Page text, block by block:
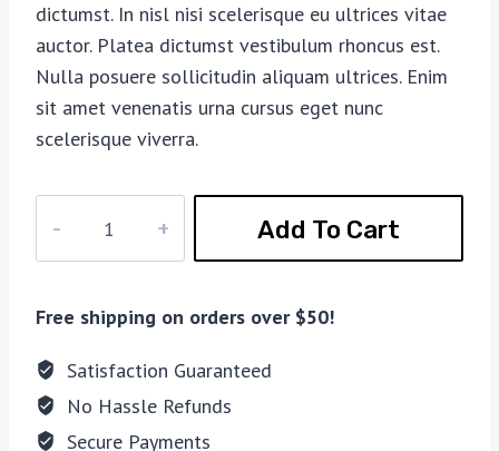
dictumst. In nisl nisi scelerisque eu ultrices vitae
auctor. Platea dictumst vestibulum rhoncus est.
Nulla posuere sollicitudin aliquam ultrices. Enim
sit amet venenatis urna cursus eget nunc
scelerisque viverra.
Add To Cart
Free shipping on orders over $50!
Satisfaction Guaranteed
No Hassle Refunds
Secure Payments